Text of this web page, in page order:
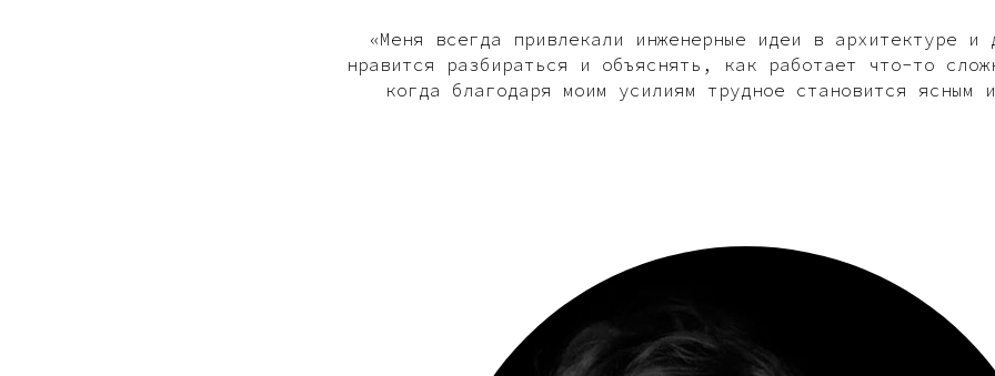
«Меня всегда привлекали инженерные идеи в архитектуре и
нравится разбираться и объяснять, как работает что-то
когда благодаря моим усилиям трудное становится ясным